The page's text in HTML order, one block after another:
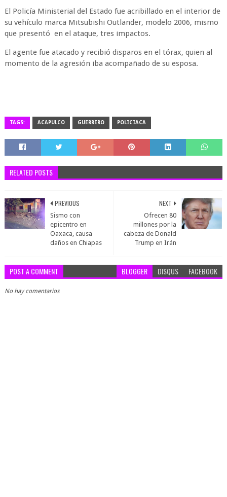
El Policía Ministerial del Estado fue acribillado en el interior de
su vehículo marca Mitsubishi Outlander, modelo 2006, mismo
que presentó en el ataque, tres impactos.
El agente fue atacado y recibió disparos en el tórax, quien al
momento de la agresión iba acompañado de su esposa.
TAGS: ACAPULCO GUERRERO POLICIACA
RELATED POSTS
NEXT
Ofrecen 80
millones por la
cabeza de Donald
Trump en Irán
PREVIOUS
Sismo con
epicentro en
Oaxaca, causa
daños en Chiapas
POST A COMMENT BLOGGER DISQUS FACEBOOK
No hay comentarios